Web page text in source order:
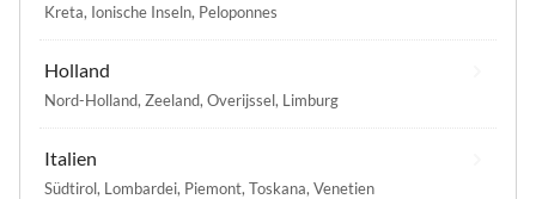
Kreta, Ionische Inseln, Peloponnes
Holland
Nord-Holland, Zeeland, Overijssel, Limburg
Italien
Südtirol, Lombardei, Piemont, Toskana, Venetien